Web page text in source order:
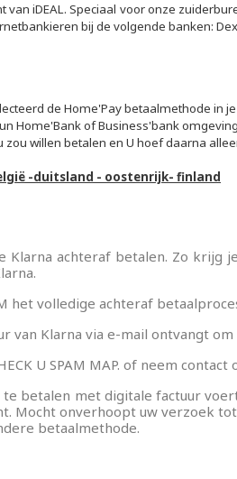
van iDEAL. Speciaal voor onze
bij de volgende banken:
de Home'Pay betaalmethode in
Home'Bank of Business'bank
willen betalen en U hoef daarna
-duitsland - oostenrijk- finland
Klarna achteraf betalen. Zo
het volledige achteraf
van Klarna via e-mail ontvangt
U SPAM MAP. of neem
betalen met digitale factuur
Mocht onverhoopt uw verzoek
betaalmethode.
Maak een verlanglijst